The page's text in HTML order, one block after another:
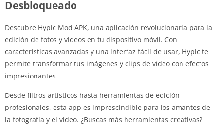
Desbloqueado
Descubre Hypic Mod APK, una aplicación revolucionaria para la
edición de fotos y videos en tu dispositivo móvil. Con
características avanzadas y una interfaz fácil de usar, Hypic te
permite transformar tus imágenes y clips de video con efectos
impresionantes.
Desde filtros artísticos hasta herramientas de edición
profesionales, esta app es imprescindible para los amantes de
la fotografía y el video. ¿Buscas más herramientas creativas?